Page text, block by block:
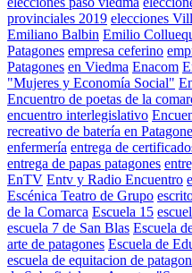
provinciales 2019 elecciones
Emiliano Balbin Emilio
Patagones empresa ceferino
Patagones en Viedma Enacom
"Mujeres y Economía Social"
Encuentro de poetas de la
encuentro interlegislativo
recreativo de batería en
enfermería entrega de
entrega de papas patagones
EnTV Entv y Radio Encuentro
Escénica Teatro de Grupo
de la Comarca Escuela 15
escuela 7 de San Blas Escuela
arte de patagones Escuela de
escuela de equitacion de